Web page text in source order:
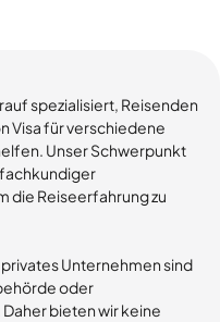
spezialisiert, Reisenden
Visa für verschiedene
Unser Schwerpunkt
die Reiseerfahrung zu
Unternehmen sind
oder
bieten wir keine